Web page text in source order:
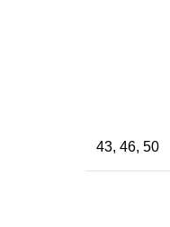
43, 46, 50